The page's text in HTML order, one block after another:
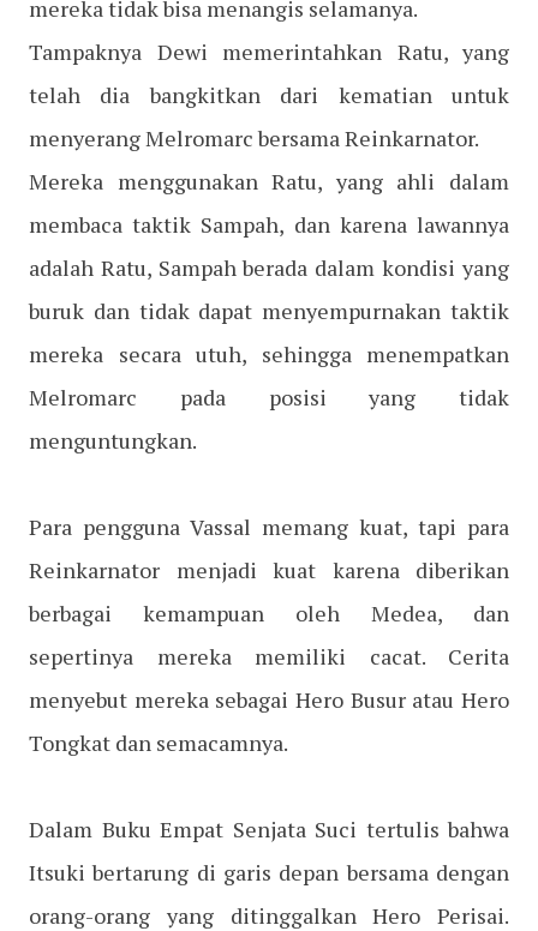
mereka tidak bisa menangis selamanya.
Tampaknya Dewi memerintahkan Ratu, yang
telah dia bangkitkan dari kematian untuk
menyerang Melromarc bersama Reinkarnator.
Mereka menggunakan Ratu, yang ahli dalam
membaca taktik Sampah, dan karena lawannya
adalah Ratu, Sampah berada dalam kondisi yang
buruk dan tidak dapat menyempurnakan taktik
mereka secara utuh, sehingga menempatkan
Melromarc pada posisi yang tidak
menguntungkan.
Para pengguna Vassal memang kuat, tapi para
Reinkarnator menjadi kuat karena diberikan
berbagai kemampuan oleh Medea, dan
sepertinya mereka memiliki cacat. Cerita
menyebut mereka sebagai Hero Busur atau Hero
Tongkat dan semacamnya.
Dalam Buku Empat Senjata Suci tertulis bahwa
Itsuki bertarung di garis depan bersama dengan
orang-orang yang ditinggalkan Hero Perisai.